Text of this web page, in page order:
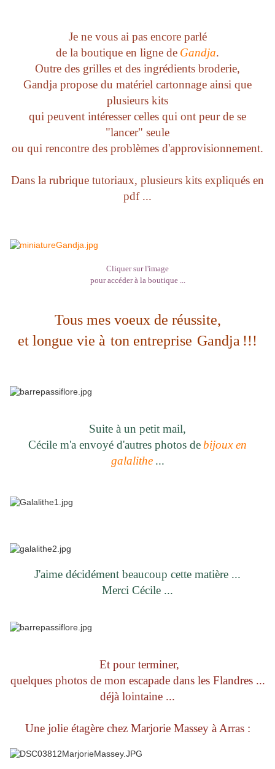
Je ne vous ai pas encore parlé
de la boutique en ligne de Gandja.
Outre des grilles et des ingrédients broderie,
Gandja propose du matériel cartonnage ainsi que
plusieurs kits
qui peuvent intéresser celles qui ont peur de se
"lancer" seule
ou qui rencontre des problèmes d'approvisionnement.
Dans la rubrique tutoriaux, plusieurs kits expliqués en
pdf ...
Cliquer sur l'image
pour accéder à la boutique ...
Tous mes voeux de réussite,
et longue vie à ton entreprise Gandja !!!
Suite à un petit mail,
Cécile m'a envoyé d'autres photos debijoux en
galalithe ...
J'aime décidément beaucoup cette matière ...
Merci Cécile ...
Et pour terminer,
quelques photos de mon escapade dans les Flandres ...
déjà lointaine ...
Une jolie étagère chez Marjorie Massey à Arras :